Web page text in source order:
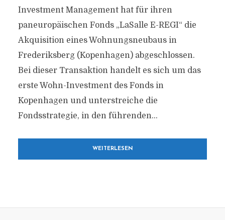
Investment Management hat für ihren
paneuropäischen Fonds „LaSalle E-REGI“ die
Akquisition eines Wohnungsneubaus in
Frederiksberg (Kopenhagen) abgeschlossen.
Bei dieser Transaktion handelt es sich um das
erste Wohn-Investment des Fonds in
Kopenhagen und unterstreiche die
Fondsstrategie, in den führenden...
WEITERLESEN